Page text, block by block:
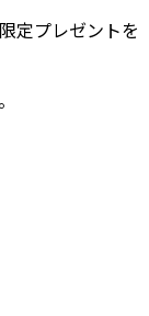
定プレゼントを